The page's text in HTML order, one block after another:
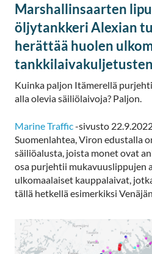
Marshallinsaarten
öljytankkeri Alexian
herättää huolen
Kuinka paljon Itämerellä
alla olevia säiliölaivoja? Paljon.
Marine Traffic-sivusto
Suomenlahtea, Viron edustalla
säiliöalusta, joista monet ovat
osa purjehtii mukavuuslippujen
ulkomaalaiset kauppalaivat,
tällä hetkellä esimerkiksi